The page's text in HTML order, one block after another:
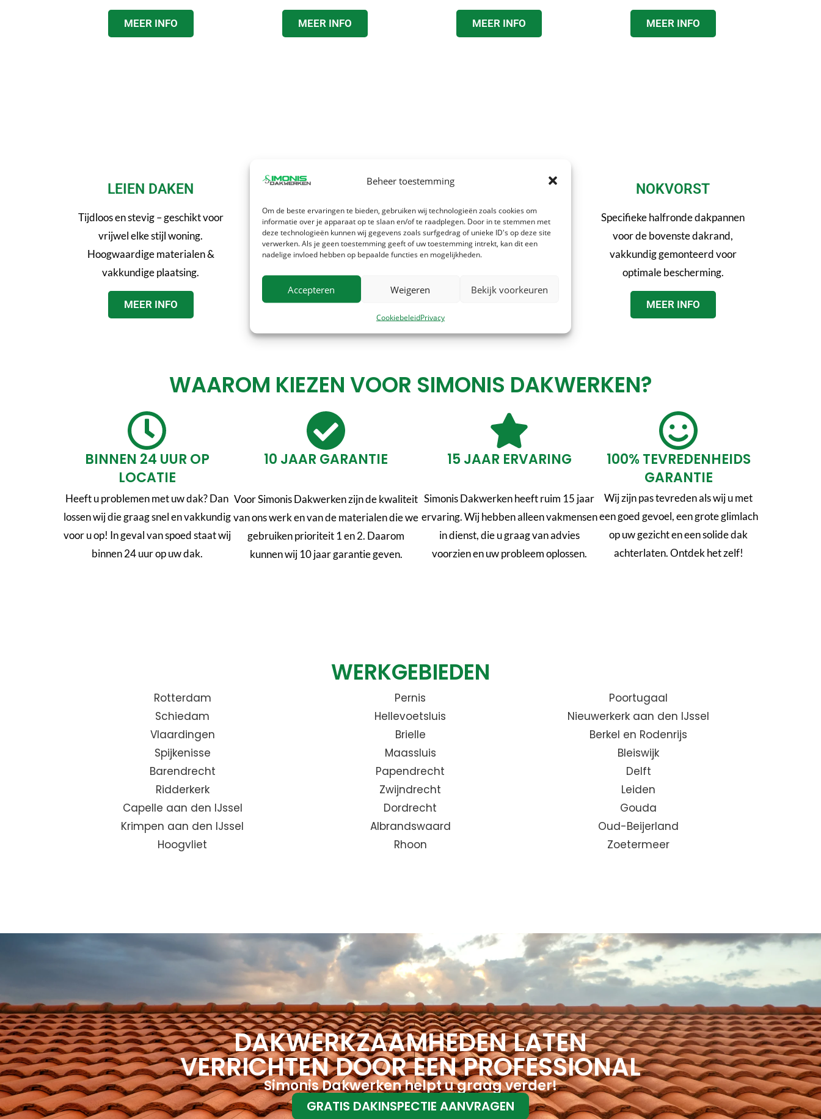
Beheer toestemming
Om de beste ervaringen te bieden, gebruiken wij technologieën zoals cookies om
informatie over je apparaat op te slaan en/of te raadplegen. Door in te stemmen met
deze technologieën kunnen wij gegevens zoals surfgedrag of unieke ID's op deze site
verwerken. Als je geen toestemming geeft of uw toestemming intrekt, kan dit een
nadelige invloed hebben op bepaalde functies en mogelijkheden.
Accepteren Weigeren Bekijk voorkeuren
CookiebeleidPrivacy
MEER INFO MEER INFO MEER INFO MEER INFO
LEIEN DAKEN
Tijdloos en stevig – geschikt voor
vrijwel elke stijl woning.
Hoogwaardige materialen &
vakkundige plaatsing.
MEER INFO
SHINGLES DAKEN
Sterk opkomende trend in
Nederland. Moderne, stijlvolle
dakbedekking – lichtgewicht en
veelzijdig toepasbaar.
MEER INFO
STORMSCHADE
Heeft de storm uw woning niet
gespaard? Wij leveren snel en
deskundig herstel met onze 24-
NOKVORST
Specifieke halfronde dakpannen
voor de bovenste dakrand,
vakkundig gemonteerd voor
optimale bescherming.
MEER INFO
WAAROM KIEZEN VOOR SIMONIS DAKWERKEN?
BINNEN 24 UUR OP
LOCATIE
Heeft u problemen met uw dak? Dan
lossen wij die graag snel en vakkundig
voor u op! In geval van spoed staat wij
binnen 24 uur op uw dak.
10 JAAR GARANTIE
Voor Simonis Dakwerken zijn de kwaliteit
van ons werk en van de materialen die we
gebruiken prioriteit 1 en 2. Daarom
kunnen wij 10 jaar garantie geven.
15 JAAR ERVARING
Simonis Dakwerken heeft ruim 15 jaar
ervaring. Wij hebben alleen vakmensen
in dienst, die u graag van advies
voorzien en uw probleem oplossen.
100% TEVREDENHEIDS
GARANTIE
Wij zijn pas tevreden als wij u met
een goed gevoel, een grote glimlach
op uw gezicht en een solide dak
achterlaten. Ontdek het zelf!
WERKGEBIEDEN
Rotterdam
Schiedam
Vlaardingen
Spijkenisse
Barendrecht
Ridderkerk
Capelle aan den IJssel
Krimpen aan den IJssel
Hoogvliet
Pernis
Hellevoetsluis
Brielle
Maassluis
Papendrecht
Zwijndrecht
Dordrecht
Albrandswaard
Rhoon
Poortugaal
Nieuwerkerk aan den IJssel
Berkel en Rodenrijs
Bleiswijk
Delft
Leiden
Gouda
Oud-Beijerland
Zoetermeer
DAKWERKZAAMHEDEN LATEN
VERRICHTEN DOOR EEN PROFESSIONAL
Simonis Dakwerken helpt u graag verder!
GRATIS DAKINSPECTIE AANVRAGEN